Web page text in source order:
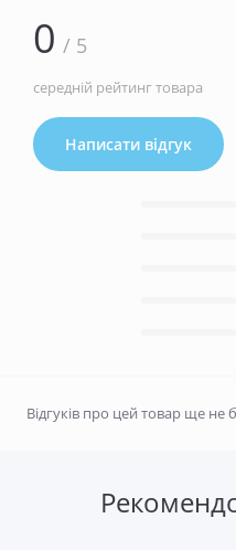
0 / 5
середній рейтинг товара
Написати відгук
Відгуків про цей товар ще не